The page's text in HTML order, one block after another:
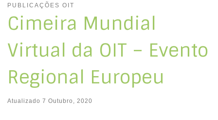
PUBLICAÇÕES OIT
Cimeira Mundial
Virtual da OIT – Evento
Regional Europeu
Atualizado 7 Outubro, 2020